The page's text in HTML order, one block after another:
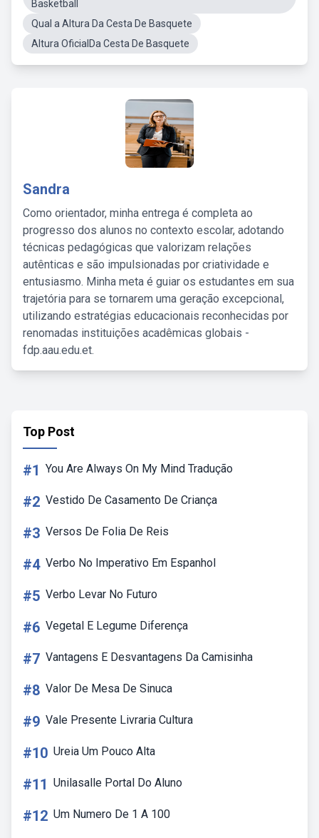
Basketball
Qual a Altura Da Cesta De Basquete
Altura OficialDa Cesta De Basquete
Sandra
Como orientador, minha entrega é completa ao
progresso dos alunos no contexto escolar, adotando
técnicas pedagógicas que valorizam relações
autênticas e são impulsionadas por criatividade e
entusiasmo. Minha meta é guiar os estudantes em sua
trajetória para se tornarem uma geração excepcional,
utilizando estratégias educacionais reconhecidas por
renomadas instituições acadêmicas globais -
fdp.aau.edu.et.
Top Post
#1 You Are Always On My Mind Tradução
#2 Vestido De Casamento De Criança
#3 Versos De Folia De Reis
#4 Verbo No Imperativo Em Espanhol
#5 Verbo Levar No Futuro
#6 Vegetal E Legume Diferença
#7 Vantagens E Desvantagens Da Camisinha
#8 Valor De Mesa De Sinuca
#9 Vale Presente Livraria Cultura
#10 Ureia Um Pouco Alta
#11 Unilasalle Portal Do Aluno
#12 Um Numero De 1 A 100